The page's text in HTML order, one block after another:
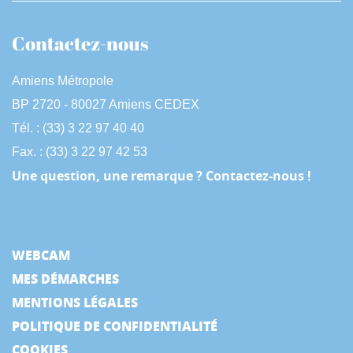
Contactez-nous
Amiens Métropole
BP 2720 - 80027 Amiens CEDEX
Tél. : (33) 3 22 97 40 40
Fax. : (33) 3 22 97 42 53
Une question, une remarque ? Contactez-nous !
WEBCAM
MES DÉMARCHES
MENTIONS LÉGALES
POLITIQUE DE CONFIDENTIALITÉ
COOKIES